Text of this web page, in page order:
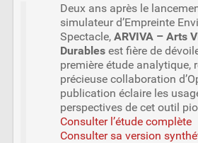
Deux ans après le
simulateur d’Empreinte
Spectacle, ARVIVA – Arts
Durablesest fière de
première étude analytique,
précieuse collaboration
publication éclaire les
perspectives de cet outil
Consulter l’étude complète
Consulter sa version